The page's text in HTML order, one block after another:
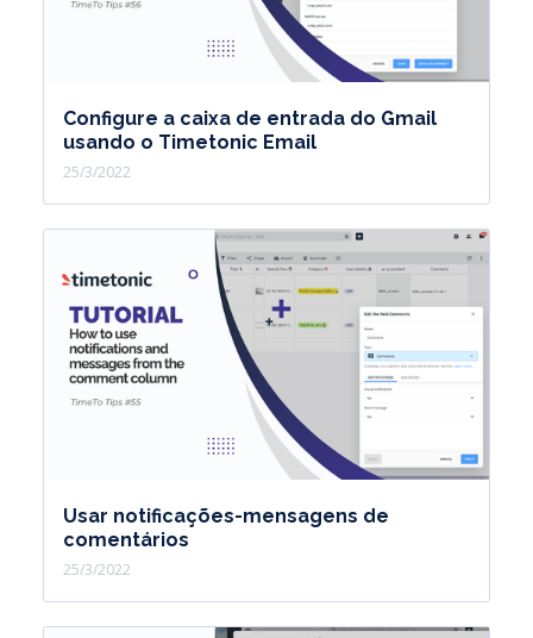
Configure a caixa de entrada do Gmail
usando o Timetonic Email
25/3/2022
Usar notificações-mensagens de
comentários
25/3/2022